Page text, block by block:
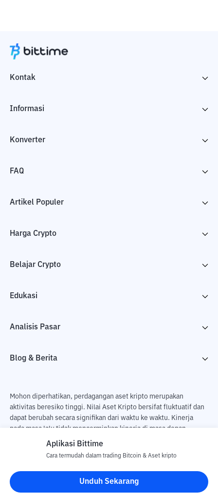
Kontak
Informasi
Konverter
FAQ
Artikel Populer
Harga Crypto
Belajar Crypto
Edukasi
Analisis Pasar
Blog & Berita
Mohon diperhatikan, perdagangan aset kripto merupakan
aktivitas beresiko tinggi. Nilai Aset Kripto bersifat fluktuatif dan
dapat berubah secara signifikan dari waktu ke waktu. Kinerja
pada masa lalu tidak mencerminkan kinerja di masa depan.
Terdapat risiko kehilangan sebagai dampak dari membeli dan
pengguna. PT Utama Aset Digital Indonesia (Bittime) tidak
bertanggung jawab atas perubahan fluktuasi dari nilai tukar Aset
Kripto.
Aplikasi Bittime
Cara termudah dalam trading Bitcoin & Aset kripto
Unduh Sekarang